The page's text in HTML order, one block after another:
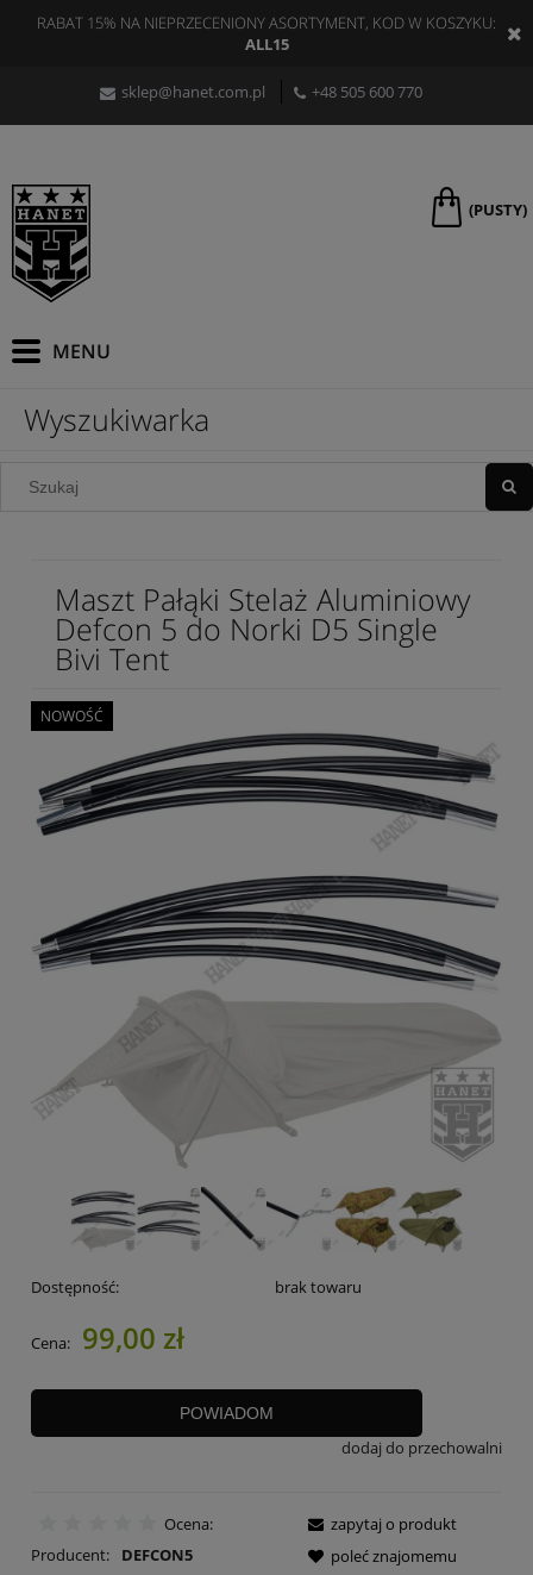
RABAT 15% NA NIEPRZECENIONY ASORTYMENT, KOD W KOSZYKU:
ALL15
sklep@hanet.com.pl +48 505 600 770
(PUSTY)
Wyszukiwarka
Maszt Pałąki Stelaż Aluminiowy
Defcon 5 do Norki D5 Single
Bivi Tent
NOWOŚĆ
Dostępność: brak towaru
Cena: 99,00 zł
POWIADOM
dodaj do przechowalni
Ocena:
Producent:
DEFCON5
zapytaj o produkt
poleć znajomemu